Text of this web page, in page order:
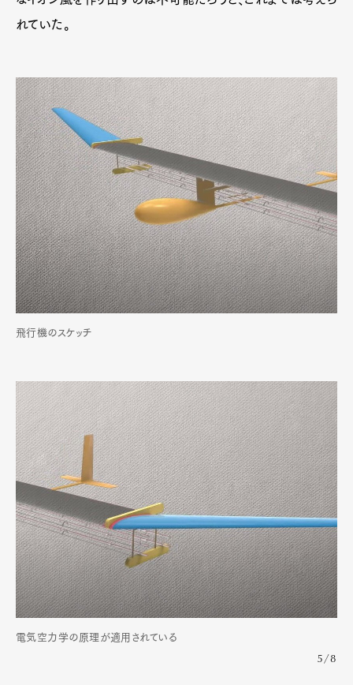
れていた。
飛行機のスケッチ
電気空力学の原理が適用されている
5/8